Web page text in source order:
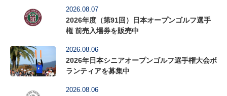
2026.08.07
2026年度（第91回）日本オープンゴルフ選手
権 前売入場券を販売中
2026.08.06
2026年日本シニアオープンゴルフ選手権大会ボ
ランティアを募集中
2026.08.06